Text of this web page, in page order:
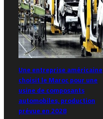
Une entreprise américaine
choisit le Maroc pour une
usine de composants
automobiles, production
prévue en 2028